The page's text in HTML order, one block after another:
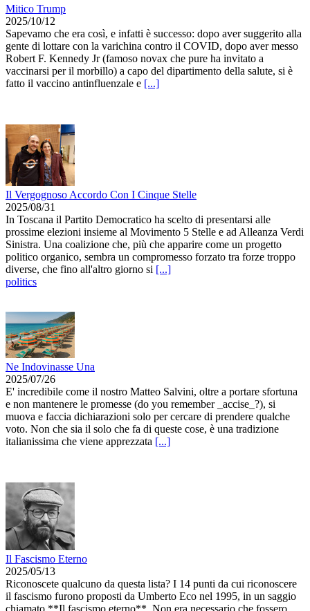
Mitico Trump
2025/10/12
Sapevamo che era così, e infatti è successo: dopo aver suggerito alla
gente di lottare con la varichina contro il COVID, dopo aver messo
Robert F. Kennedy Jr (famoso novax che pure ha invitato a
vaccinarsi per il morbillo) a capo del dipartimento della salute, si è
fatto il vaccino antinfluenzale e [...]
Il Vergognoso Accordo Con I Cinque Stelle
2025/08/31
In Toscana il Partito Democratico ha scelto di presentarsi alle
prossime elezioni insieme al Movimento 5 Stelle e ad Alleanza Verdi
Sinistra. Una coalizione che, più che apparire come un progetto
politico organico, sembra un compromesso forzato tra forze troppo
diverse, che fino all'altro giorno si [...]
politics
Ne Indovinasse Una
2025/07/26
E' incredibile come il nostro Matteo Salvini, oltre a portare sfortuna
e non mantenere le promesse (do you remember _accise_?), si
muova e faccia dichiarazioni solo per cercare di prendere qualche
voto. Non che sia il solo che fa di queste cose, è una tradizione
italianissima che viene apprezzata [...]
Il Fascismo Eterno
2025/05/13
Riconoscete qualcuno da questa lista? I 14 punti da cui riconoscere
il fascismo furono proposti da Umberto Eco nel 1995, in un saggio
chiamato **Il fascismo eterno**. Non era necessario che fossero